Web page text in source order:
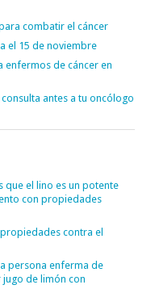
combatir el cáncer
el 15 de noviembre
enfermos de cáncer en
antes a tu oncólogo
que el lino es un potente
con propiedades
contra el
persona enferma de
de limón con